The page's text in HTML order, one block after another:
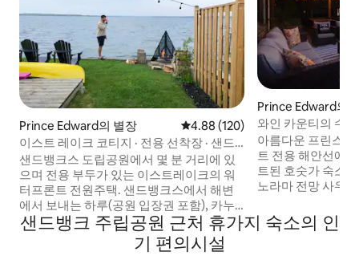
Prince Edward의 별장 평점 4.88점(5점 만점), 후기 120
4.88 (120)
이스트 레이크 코티지 · 전용 선착장 · 샌드
뱅크스 근처
샌드뱅크스 도립공원에서 몇 분 거리에 있
으며 전용 부두가 있는 이스트레이크의 워
터프론트 전원주택. 샌드뱅크스에서 해변
에서 보내는 하루(공원 입장권 포함), 카누
를 타거나, 선착장에서 낚시를 하거나, 바비
큐 그릴에 불을 지피고 화덕 옆에서 휴식을
Prince Edward의
와인 카운티의 수
조 포함
아름다운 프린스
트 전용 해안선에
트된 호숫가 숙소
노라마 전망 사우
서 동쪽으로 2시간
위치해 있습니다.
샌드뱅크 주립공원 근처 휴가지 숙소의 인
기 편의시설